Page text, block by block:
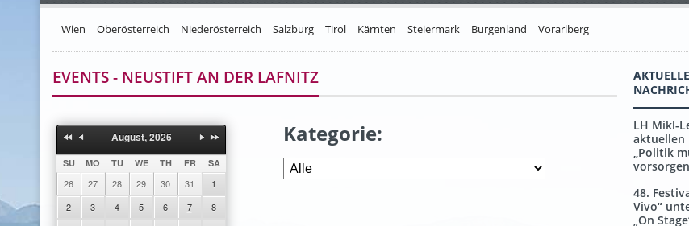
Wien Oberösterreich Niederösterreich Salzburg Tirol Kärnten Steiermark Burgenland Vorarlberg
EVENTS - NEUSTIFT AN DER LAFNITZ
August, 2026
SU MO TU WE TH FR SA
26 27 28 29 30 31
1
2
3 4 5 6 7
8
Kategorie:
AKTUELLE
LH Mikl-
aktuellen
„Politik
48.
Vivo“
„On